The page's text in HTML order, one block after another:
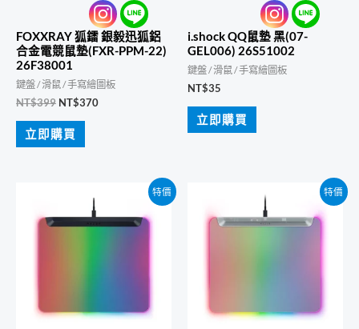
FOXXRAY 狐鐳 銀毅迅狐鋁
合金電競鼠墊(FXR-PPM-22)
26F38001
鍵盤 / 滑鼠 / 手寫繪圖板
NT$399 原
價
格：
NT$370目
立即購買
i.shock QQ鼠墊 黑(07-
GEL006) 26S51002
鍵盤 / 滑鼠 / 手寫繪圖板
NT$35
立即購買
特價 特價